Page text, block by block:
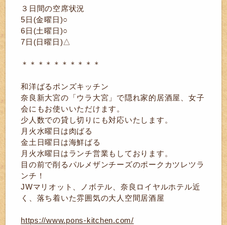
３日間の空席状況
5日(金曜日)○
6日(土曜日)○
7日(日曜日)△
＊＊＊＊＊＊＊＊＊＊
和洋ばるポンズキッチン
奈良新大宮の「ウラ大宮」で隠れ家的居酒屋、女子
会にもお使いいただけます。
少人数での貸し切りにも対応いたします。
月火水曜日は肉ばる
金土日曜日は海鮮ばる
月火水曜日はランチ営業もしております。
目の前で削るパルメザンチーズのポークカツレツラ
ンチ！
JWマリオット、ノボテル、奈良ロイヤルホテル近
く、落ち着いた雰囲気の大人空間居酒屋
https://www.pons-kitchen.com/